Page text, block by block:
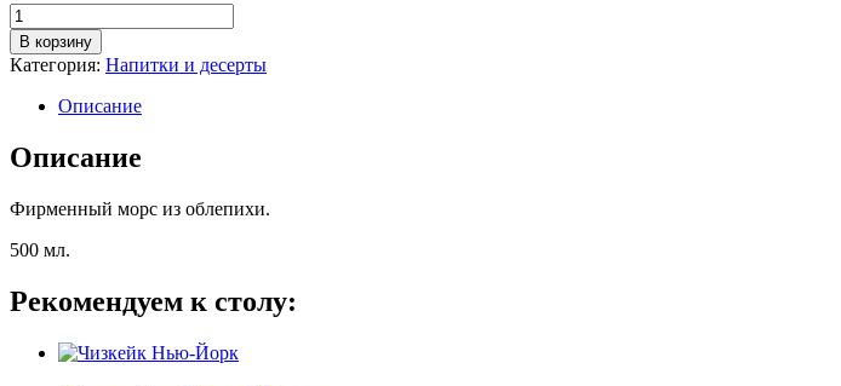
Количество
товара
Морс
облепиховый
В корзину
Категория: Напитки и десерты
Описание
Описание
Фирменный морс из облепихи.
500 мл.
Рекомендуем к столу: